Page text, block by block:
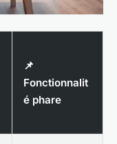
📌
Fonctionnalit
é phare